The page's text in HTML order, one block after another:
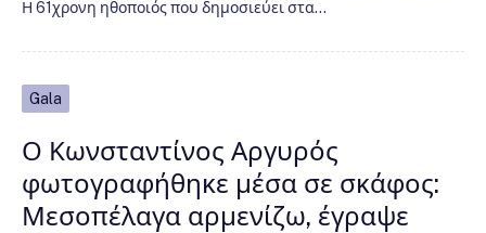
Η 61χρονη ηθοποιός που δημοσιεύει στα…
Gala
Ο Κωνσταντίνος Αργυρός
φωτογραφήθηκε μέσα σε σκάφος:
Μεσοπέλαγα αρμενίζω, έγραψε